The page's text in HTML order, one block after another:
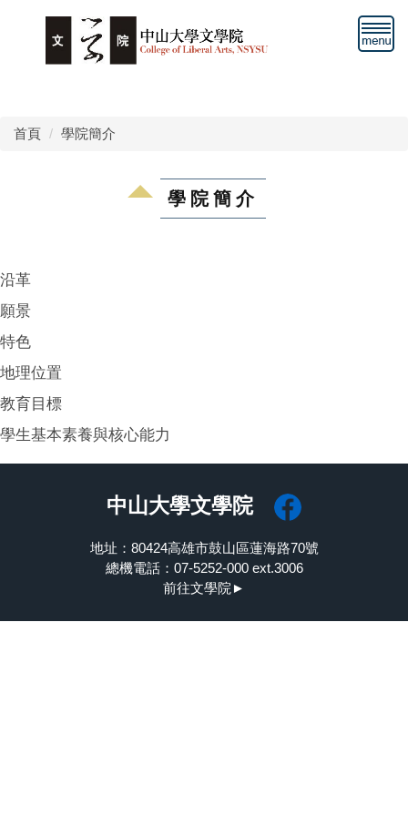
區
首頁 學院簡介
學院簡介
沿革
願景
特色
地理位置
教育目標
學生基本素養與核心能力
中山大學文學院
地址：80424高雄市鼓山區蓮海路70號
總機電話：07-5252-000 ext.3006
前往文學院►